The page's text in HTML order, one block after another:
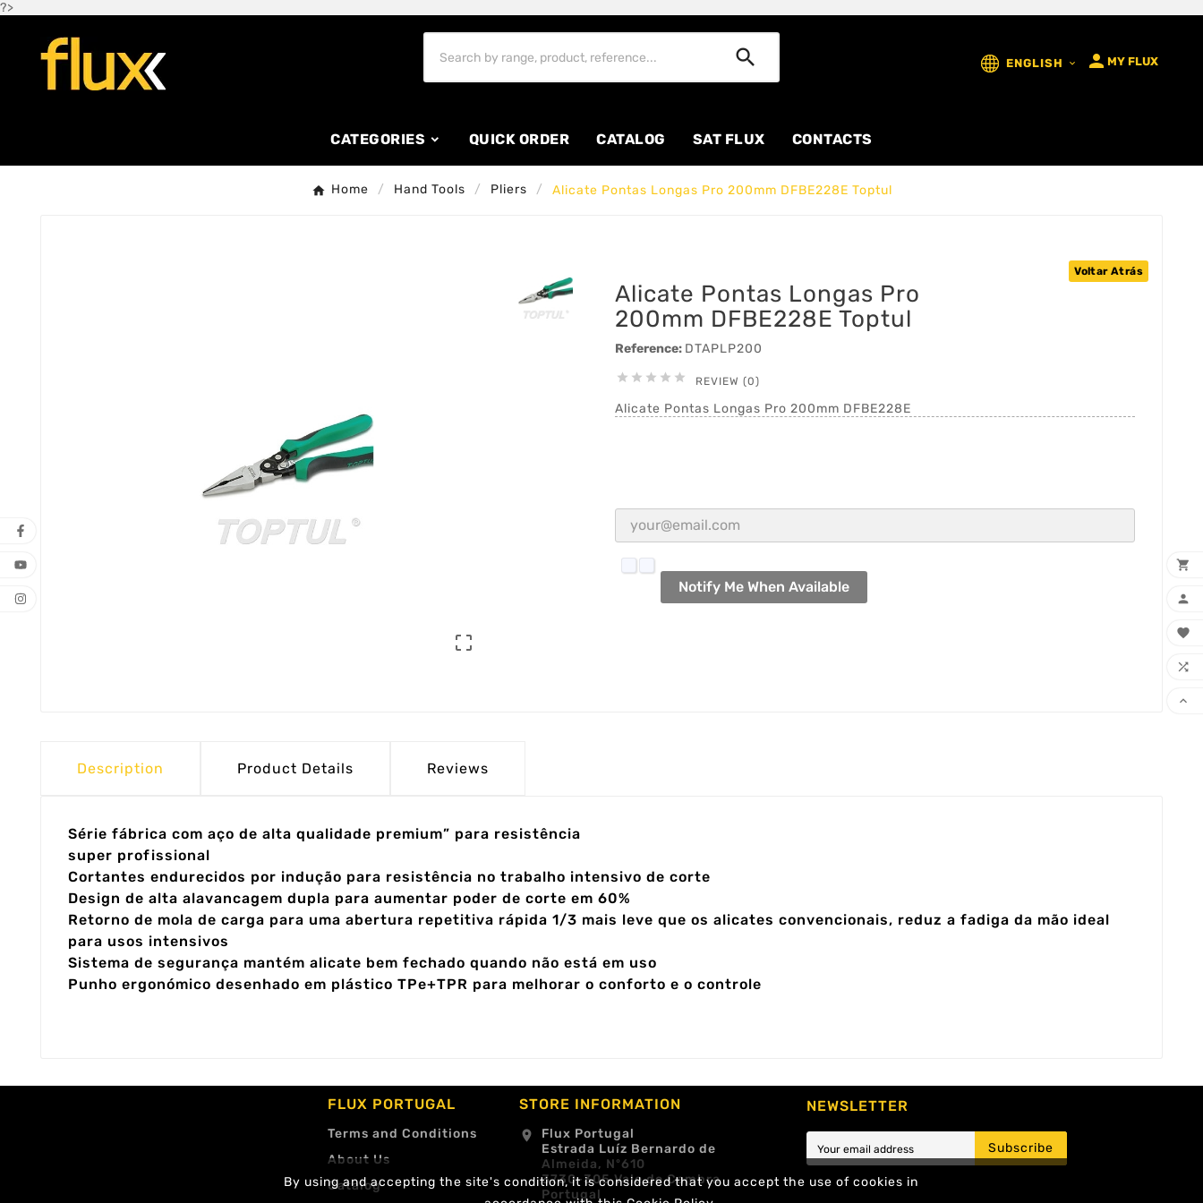
?>
By using and accepting the site's condition, it is considered that you accept the use of cookies in
 ENGLISH   MY FLUX
CATEGORIES QUICK ORDER CATALOG SAT FLUX CONTACTS
Home Hand Tools Pliers Alicate Pontas Longas Pro 200mm DFBE228E Toptul

Voltar Atrás
Alicate Pontas Longas Pro
200mm DFBE228E Toptul
Reference: DTAPLP200
     REVIEW (0)
Alicate Pontas Longas Pro 200mm DFBE228E
Notify Me When Available
Description Product Details Reviews
Série fábrica com aço de alta qualidade premium” para resistência
super profissional
Cortantes endurecidos por indução para resistência no trabalho intensivo de corte
Design de alta alavancagem dupla para aumentar poder de corte em 60%
Retorno de mola de carga para uma abertura repetitiva rápida 1/3 mais leve que os alicates convencionais, reduz a fadiga da mão ideal
para usos intensivos
Sistema de segurança mantém alicate bem fechado quando não está em uso
Punho ergonómico desenhado em plástico TPe+TPR para melhorar o conforto e o controle
FLUX PORTUGAL
Terms and Conditions
About Us
Catalog
STORE INFORMATION
location_on
Flux Portugal
Estrada Luíz Bernardo de
Almeida, Nº610
3730-305 Vale de Cambra
Portugal
NEWSLETTER
Subscribe




